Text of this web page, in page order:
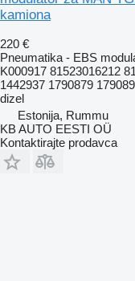
kamiona
220 €
Pneumatika - EBS
K000917 81523016212
1442937 1790879
dizel
Estonija, Rummu
KB AUTO EESTI OÜ
Kontaktirajte prodavca